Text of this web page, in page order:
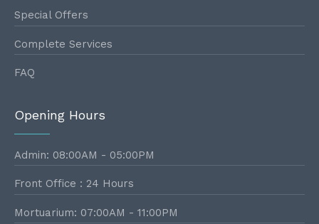
Special Offers
Complete Services
FAQ
Opening Hours
Admin: 08:00AM - 05:00PM
Front Office : 24 Hours
Mortuarium: 07:00AM - 11:00PM